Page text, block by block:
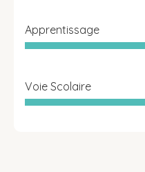
Apprentissage
Voie Scolaire